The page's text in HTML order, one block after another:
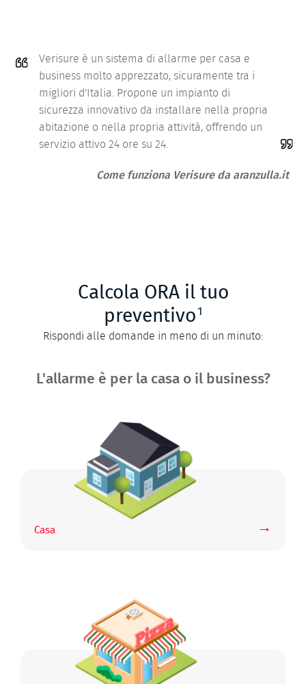
Verisure è un sistema di allarme per casa e
business molto apprezzato, sicuramente tra i
migliori d'Italia. Propone un impianto di
sicurezza innovativo da installare nella propria
abitazione o nella propria attività, offrendo un
servizio attivo 24 ore su 24.
Come funziona Verisure da aranzulla.it
Calcola ORA il tuo
preventivo1
Rispondi alle domande in meno di un minuto:
L'allarme è per la casa o il business?
Casa →